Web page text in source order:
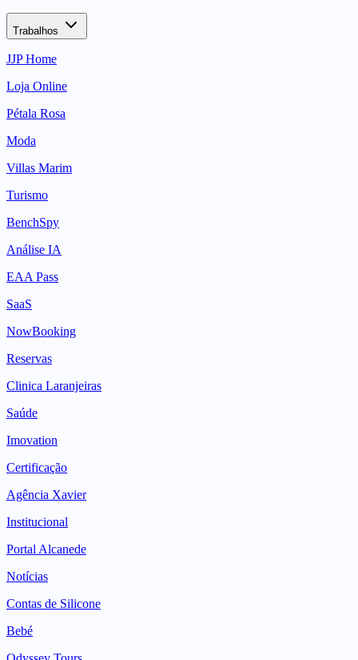
Trabalhos
JJP Home
Loja Online
Pétala Rosa
Moda
Villas Marim
Turismo
BenchSpy
Análise IA
EAA Pass
SaaS
NowBooking
Reservas
Clinica Laranjeiras
Saúde
Imovation
Certificação
Agência Xavier
Institucional
Portal Alcanede
Notícias
Contas de Silicone
Bebé